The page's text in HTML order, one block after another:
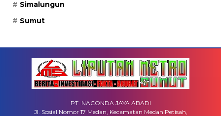
Simalungun
Sumut
PT. NACONDA JAYA ABADI
Jl. Sosial Nomor 17 Medan, Kecamatan Medan Petisah,